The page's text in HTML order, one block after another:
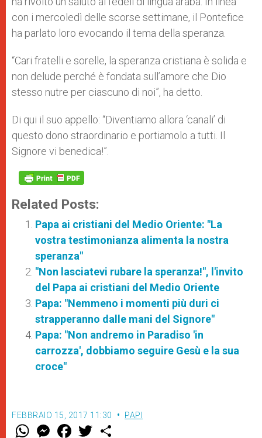
con i mercoledì delle scorse settimane, il Pontefice
ha parlato loro evocando il tema della speranza.
“Cari fratelli e sorelle, la speranza cristiana è solida e
non delude perché è fondata sull’amore che Dio
stesso nutre per ciascuno di noi”, ha detto.
Di qui il suo appello: “Diventiamo allora ‘canali’ di
questo dono straordinario e portiamolo a tutti. Il
Signore vi benedica!”.
Related Posts:
Papa ai cristiani del Medio Oriente: "La
vostra testimonianza alimenta la nostra
speranza"
"Non lasciatevi rubare la speranza!", l'invito
del Papa ai cristiani del Medio Oriente
Papa: "Nemmeno i momenti più duri ci
strapperanno dalle mani del Signore"
Papa: "Non andremo in Paradiso 'in
carrozza', dobbiamo seguire Gesù e la sua
croce"
FEBBRAIO 15, 2017 11:30 PAPI
W M
e
F
a w